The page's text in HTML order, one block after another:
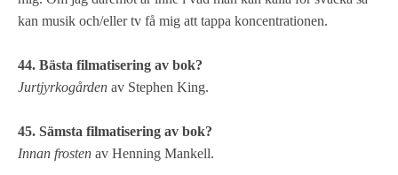
kan musik och/eller tv få mig att tappa koncentrationen.
44. Bästa filmatisering av bok?
Jurtjyrkogården av Stephen King.
45. Sämsta filmatisering av bok?
Innan frosten av Henning Mankell.